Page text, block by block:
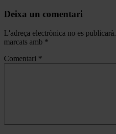
Deixa un comentari
L'adreça electrònica no es publicarà.
marcats amb *
Comentari *